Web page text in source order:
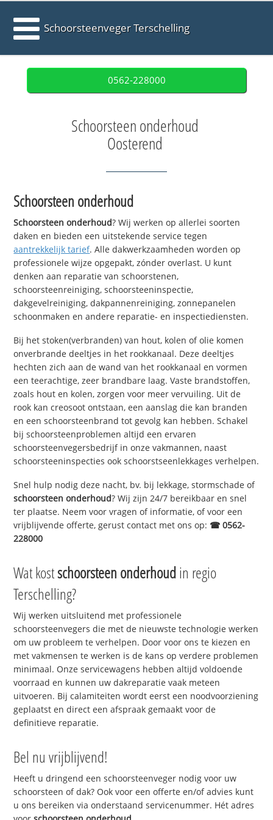
Schoorsteenveger Terschelling
0562-228000
Schoorsteen onderhoud
Oosterend
Schoorsteen onderhoud
Schoorsteen onderhoud? Wij werken op allerlei soorten
daken en bieden een uitstekende service tegen
aantrekkelijk tarief. Alle dakwerkzaamheden worden op
professionele wijze opgepakt, zónder overlast. U kunt
denken aan reparatie van schoorstenen,
schoorsteenreiniging, schoorsteeninspectie,
dakgevelreiniging, dakpannenreiniging, zonnepanelen
schoonmaken en andere reparatie- en inspectiediensten.
Bij het stoken(verbranden) van hout, kolen of olie komen
onverbrande deeltjes in het rookkanaal. Deze deeltjes
hechten zich aan de wand van het rookkanaal en vormen
een teerachtige, zeer brandbare laag. Vaste brandstoffen,
zoals hout en kolen, zorgen voor meer vervuiling. Uit de
rook kan creosoot ontstaan, een aanslag die kan branden
en een schoorsteenbrand tot gevolg kan hebben. Schakel
bij schoorsteenproblemen altijd een ervaren
schoorsteenvegersbedrijf in onze vakmannen, naast
schoorsteeninspecties ook schoorstseenlekkages verhelpen.
Snel hulp nodig deze nacht, bv. bij lekkage, stormschade of
schoorsteen onderhoud? Wij zijn 24/7 bereikbaar en snel
ter plaatse. Neem voor vragen of informatie, of voor een
vrijblijvende offerte, gerust contact met ons op: ☎ 0562-
228000
Wat kostschoorsteen onderhoudin regio
Terschelling?
Wij werken uitsluitend met professionele
schoorsteenvegers die met de nieuwste technologie werken
om uw probleem te verhelpen. Door voor ons te kiezen en
met vakmensen te werken is de kans op verdere problemen
minimaal. Onze servicewagens hebben altijd voldoende
voorraad en kunnen uw dakreparatie vaak meteen
uitvoeren. Bij calamiteiten wordt eerst een noodvoorziening
geplaatst en direct een afspraak gemaakt voor de
definitieve reparatie.
Bel nu vrijblijvend!
Heeft u dringend een schoorsteenveger nodig voor uw
schoorsteen of dak? Ook voor een offerte en/of advies kunt
u ons bereiken via onderstaand servicenummer. Hét adres